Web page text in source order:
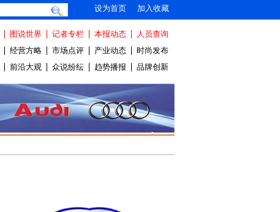
加入收藏
设为首页
图说世界 记者专栏 本报动态
人员查询
经营方略 市场点评 产业动态
时尚发布
前沿大观 众说纷纭 趋势播报 品牌创新